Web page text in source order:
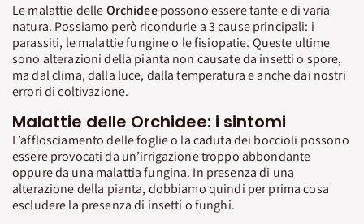
Le malattie delleOrchideepossono essere tante e di varia
natura. Possiamo però ricondurle a 3 cause principali: i
parassiti, le malattie fungine o le fisiopatie. Queste ultime
sono alterazioni della pianta non causate da insetti o spore,
ma dal clima, dalla luce, dalla temperatura e anche dai nostri
errori di coltivazione.
Malattie delle Orchidee: i sintomi
L’afflosciamento delle foglie o la caduta dei boccioli possono
essere provocati da un’irrigazione troppo abbondante
oppure da una malattia fungina. In presenza di una
alterazione della pianta, dobbiamo quindi per prima cosa
escludere la presenza di insetti o funghi.